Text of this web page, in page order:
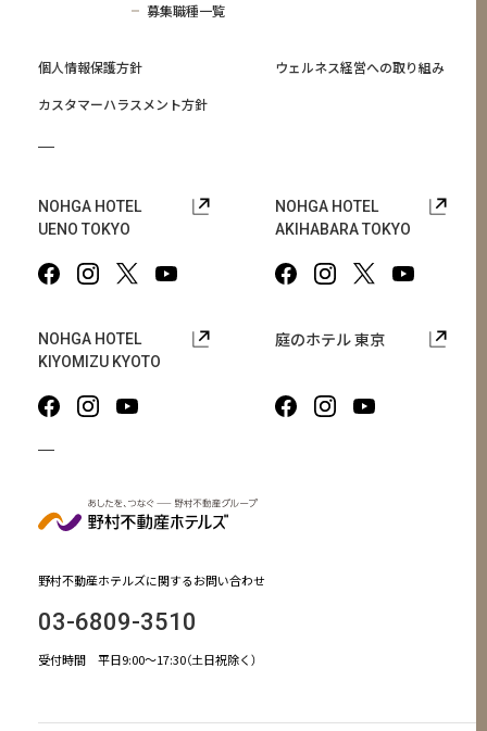
野村不動産ホテルズに関するお問い合わせ
03-6809-3510
受付時間 平日9:00～17:30（土日祝除く）
募集職種一覧
個人情報保護方針
ウェルネス経営への取り組み
カスタマーハラスメント方針
NOHGA HOTEL
UENO TOKYO
NOHGA HOTEL
AKIHABARA TOKYO
NOHGA HOTEL
KIYOMIZU KYOTO
庭のホテル 東京